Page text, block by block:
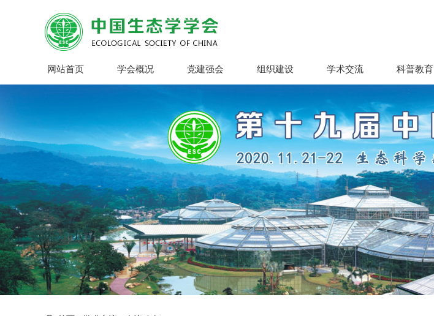
网站首页 学会概况 党建强会 组织建设 学术交流 科普教育